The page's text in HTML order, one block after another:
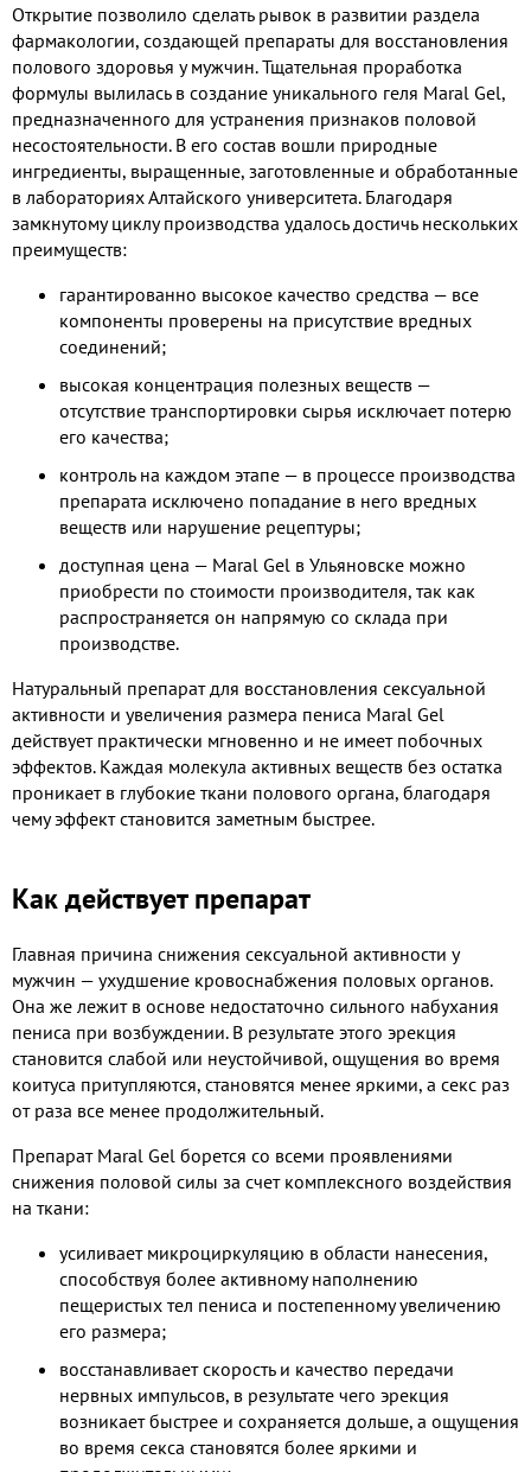
Открытие позволило сделать рывок в развитии раздела
фармакологии, создающей препараты для восстановления
полового здоровья у мужчин. Тщательная проработка
формулы вылилась в создание уникального геля Maral Gel,
предназначенного для устранения признаков половой
несостоятельности. В его состав вошли природные
ингредиенты, выращенные, заготовленные и обработанные
в лабораториях Алтайского университета. Благодаря
замкнутому циклу производства удалось достичь нескольких
преимуществ:
гарантированно высокое качество средства — все
компоненты проверены на присутствие вредных
соединений;
высокая концентрация полезных веществ —
отсутствие транспортировки сырья исключает потерю
его качества;
контроль на каждом этапе — в процессе производства
препарата исключено попадание в него вредных
веществ или нарушение рецептуры;
доступная цена — Maral Gel в Ульяновске можно
приобрести по стоимости производителя, так как
распространяется он напрямую со склада при
производстве.
Натуральный препарат для восстановления сексуальной
активности и увеличения размера пениса Maral Gel
действует практически мгновенно и не имеет побочных
эффектов. Каждая молекула активных веществ без остатка
проникает в глубокие ткани полового органа, благодаря
чему эффект становится заметным быстрее.
Как действует препарат
Главная причина снижения сексуальной активности у
мужчин — ухудшение кровоснабжения половых органов.
Она же лежит в основе недостаточно сильного набухания
пениса при возбуждении. В результате этого эрекция
становится слабой или неустойчивой, ощущения во время
коитуса притупляются, становятся менее яркими, а секс раз
от раза все менее продолжительный.
Препарат Maral Gel борется со всеми проявлениями
снижения половой силы за счет комплексного воздействия
на ткани:
усиливает микроциркуляцию в области нанесения,
способствуя более активному наполнению
пещеристых тел пениса и постепенному увеличению
его размера;
восстанавливает скорость и качество передачи
нервных импульсов, в результате чего эрекция
возникает быстрее и сохраняется дольше, а ощущения
во время секса становятся более яркими и